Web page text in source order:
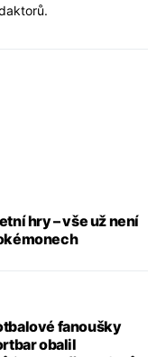
hry – vše už není
fanoušky
obalil